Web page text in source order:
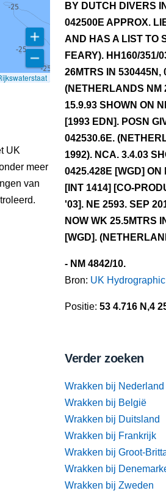
UK
meer
van
BY DUTCH DIVERS
042500E APPROX.
AND HAS A LIST TO
FEARY). HH160/351/
26MTRS IN 530445N,
(NETHERLANDS NM
15.9.93 SHOWN ON
[1993 EDN]. POSN
042530.6E.
1992). NCA. 3.4.03
0425.428E [WGD]
[INT 1414] [CO-
'03]. NE 2593. SEP
NOW WK 25.5MTRS
[WGD].
- NM 4842/10.
Bron: UK
Positie: 53 4.716 N,4
Verder zoeken
Wrakken bij Nederland
Wrakken bij België
Wrakken bij Duitsland
Wrakken bij Frankrijk
Wrakken bij Groot-
Wrakken bij
Wrakken bij Zweden